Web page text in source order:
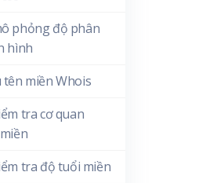
phỏng độ phân
hình
tên miền Whois
tra cơ quan
tra độ tuổi miền